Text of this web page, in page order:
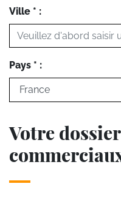
Ville * :
Pays * :
Votre